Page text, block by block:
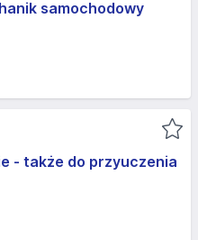
samochodowy
- także do przyuczenia